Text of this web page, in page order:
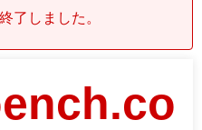
了しました。